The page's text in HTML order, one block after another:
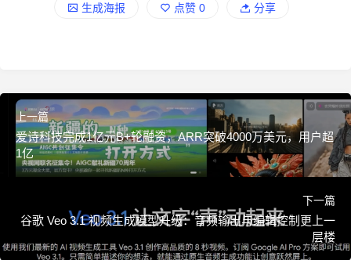
生成海报 点赞 0 分享
上一篇
爱诗科技完成1亿元B+轮融资，ARR突破4000万美元，用户超
1亿
下一篇
谷歌 Veo 3.1 视频生成模型升级：音频输出与编辑控制更上一
层楼